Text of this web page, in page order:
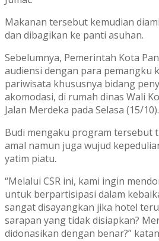
Makanan tersebut kemudian
dan dibagikan ke panti asuhan.
Sebelumnya, Pemerintah Kota
audiensi dengan para pemangku
pariwisata khususnya bidang
akomodasi, di rumah dinas Wali
Jalan Merdeka pada Selasa (15/10).
Budi mengaku program tersebut
amal namun juga wujud
yatim piatu.
“Melalui CSR ini, kami ingin
untuk berpartisipasi dalam
sangat disayangkan jika hotel
sarapan yang tidak disiapkan?
didonasikan dengan benar?”